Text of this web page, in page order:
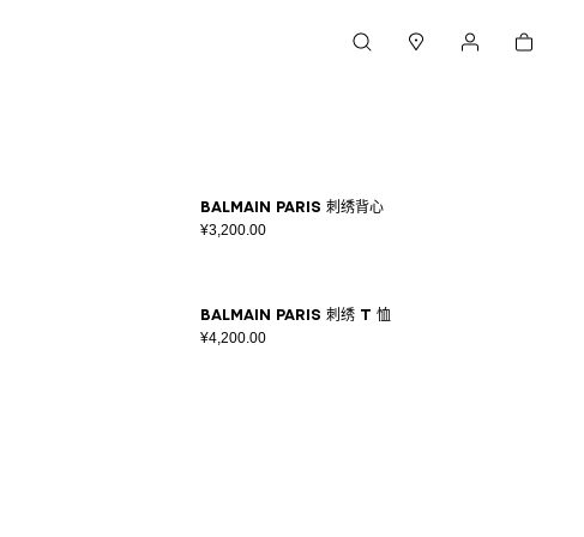
购物车
Balmain Paris 刺绣背心
¥3,200.00
Balmain Paris 刺绣 T 恤
¥4,200.00